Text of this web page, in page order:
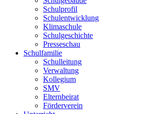
Schulprofil
Schulentwicklung
Klimaschule
Schulgeschichte
Presseschau
Schulfamilie
Schulleitung
Verwaltung
Kollegium
SMV
Elternbeirat
Förderverein